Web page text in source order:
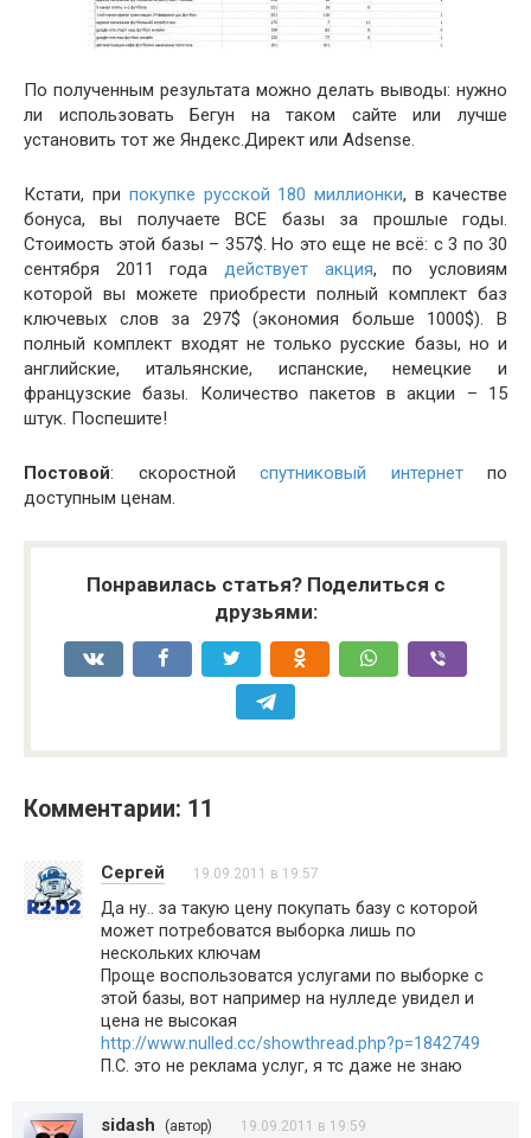
По полученным результата можно делать выводы: нужно
ли использовать Бегун на таком сайте или лучше
установить тот же Яндекс.Директ или Adsense.
Кстати, при покупке русской 180 миллионки, в качестве
бонуса, вы получаете ВСЕ базы за прошлые годы.
Стоимость этой базы – 357$. Но это еще не всё: с 3 по 30
сентября 2011 года действует акция, по условиям
которой вы можете приобрести полный комплект баз
ключевых слов за 297$ (экономия больше 1000$). В
полный комплект входят не только русские базы, но и
английские, итальянские, испанские, немецкие и
французские базы. Количество пакетов в акции – 15
штук. Поспешите!
Постовой: скоростной спутниковый интернетпо
доступным ценам.
Понравилась статья? Поделиться с
друзьями:
Комментарии: 11
Сергей 19.09.2011 в 19:57
Да ну.. за такую цену покупать базу с которой
может потребоватся выборка лишь по
нескольких ключам
Проще воспользоватся услугами по выборке с
этой базы, вот например на нулледе увидел и
цена не высокая
http://www.nulled.cc/showthread.php?p=1842749
П.С. это не реклама услуг, я тс даже не знаю
sidash (автор) 19.09.2011 в 19:59